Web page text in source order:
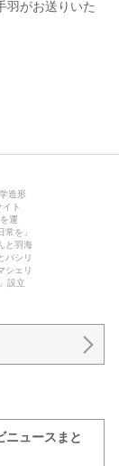
羽がお送りいた
造形
ト
運
を」
と羽海
パシリ
シェリ
設立
ニュースまと